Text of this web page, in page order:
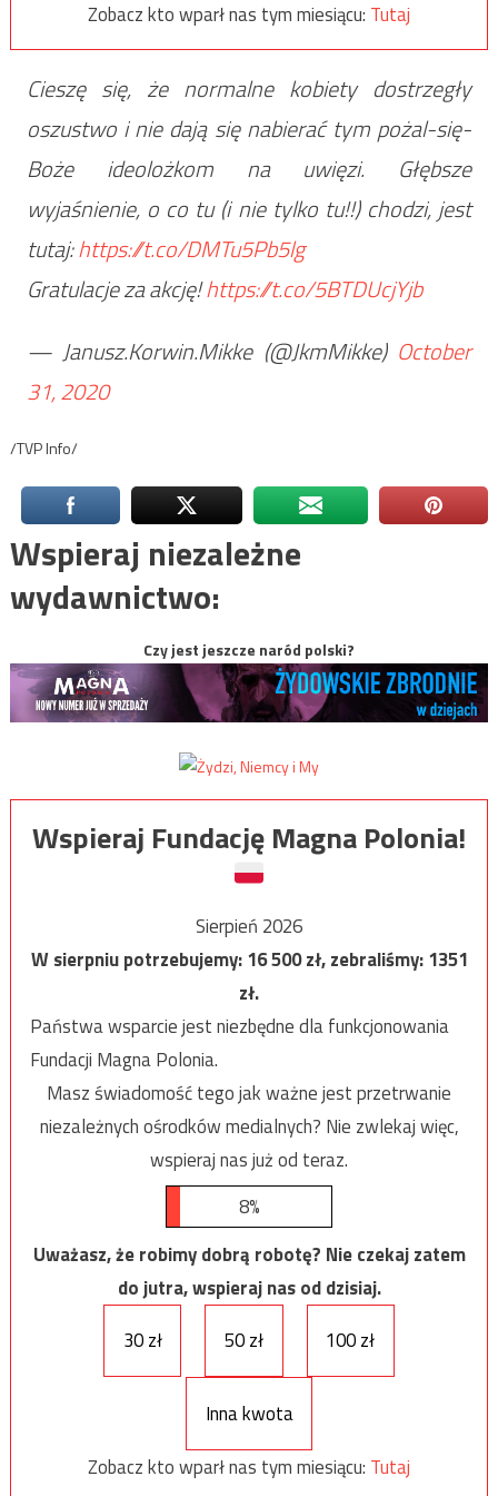
Zobacz kto wparł nas tym miesiącu: Tutaj
Cieszę się, że normalne kobiety dostrzegły
oszustwo i nie dają się nabierać tym pożal-się-
Boże ideolożkom na uwięzi. Głębsze
wyjaśnienie, o co tu (i nie tylko tu!!) chodzi, jest
tutaj:https://t.co/DMTu5Pb5lg
Gratulacje za akcję!https://t.co/5BTDUcjYjb
— Janusz.Korwin.Mikke (@JkmMikke) October
31, 2020
/TVP Info/
Wspieraj niezależne
wydawnictwo:
Czy jest jeszcze naród polski?
Wspieraj Fundację Magna Polonia!
Sierpień 2026
W sierpniu potrzebujemy:16 500zł, zebraliśmy:1351
zł.
Państwa wsparcie jest niezbędne dla funkcjonowania
Fundacji Magna Polonia.
Masz świadomość tego jak ważne jest przetrwanie
niezależnych ośrodków medialnych? Nie zwlekaj więc,
wspieraj nas już od teraz.
8%
Uważasz, że robimy dobrą robotę? Nie czekaj zatem
do jutra, wspieraj nas od dzisiaj.
30 zł
50 zł 100 zł
Inna kwota
Zobacz kto wparł nas tym miesiącu: Tutaj